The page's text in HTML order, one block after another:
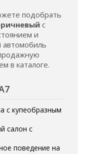
подобрать
с
и
в каталоге.
с купеобразным
салон с
поведение на